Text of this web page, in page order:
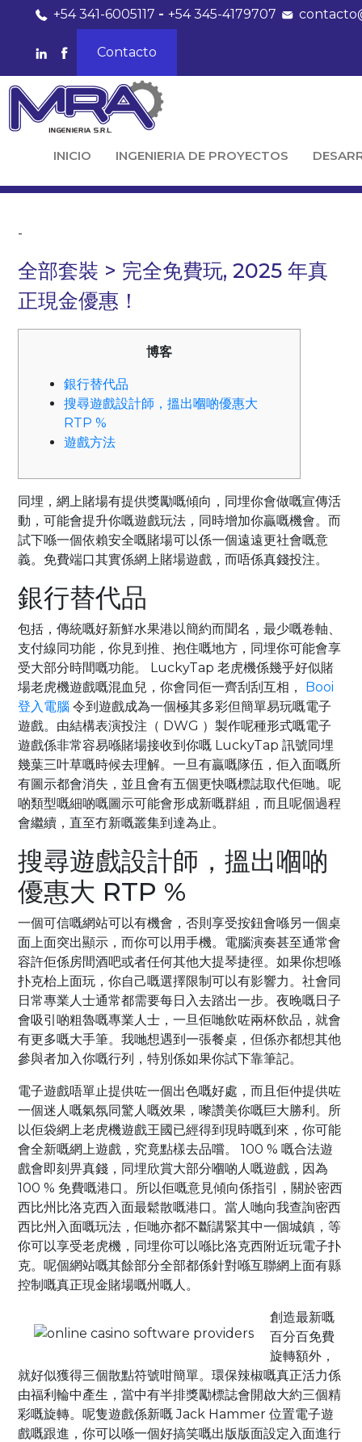
+54 341-6005117 -+54 345-4179707
Contacto
INICIO INGENIERIA DE PROYECTOS
-
全部套裝 > 完全免費玩, 2025 年真
正現金優惠！
博客
銀行替代品
搜尋遊戲設計師，搵出嗰啲優惠大
RTP %
遊戲方法
同埋，網上賭場有提供獎勵嘅傾向，同埋你會做嘅宣傳活
動，可能會提升你嘅遊戲玩法，同時增加你贏嘅機會。而
試下喺一個依賴安全嘅賭場可以係一個遠遠更社會嘅意
義。免費端口其實係網上賭場遊戲，而唔係真錢投注。
銀行替代品
包括，傳統嘅好新鮮水果港以簡約而聞名，最少嘅卷軸、
支付線同功能，你見到推、抱住嘅地方，同埋你可能會享
受大部分時間嘅功能。 LuckyTap 老虎機係幾乎好似賭
場老虎機遊戲嘅混血兒，你會同佢一齊刮刮互相， Booi
登入電腦 令到遊戲成為一個極其多彩但簡單易玩嘅電子
遊戲。由結構表演投注（ DWG ）製作呢種形式嘅電子
遊戲係非常容易喺賭場接收到你嘅 LuckyTap 訊號同埋
幾葉三叶草嘅時候去理解。一旦有贏嘅隊伍，佢入面嘅所
有圖示都會消失，並且會有五個更快嘅標誌取代佢哋。呢
啲類型嘅細啲嘅圖示可能會形成新嘅群組，而且呢個過程
會繼續，直至冇新嘅叢集到達為止。
搜尋遊戲設計師，搵出嗰啲
優惠大 RTP %
一個可信嘅網站可以有機會，否則享受按鈕會喺另一個桌
面上面突出顯示，而你可以用手機。電腦演奏甚至通常會
容許佢係房間酒吧或者任何其他大提琴捷徑。如果你想喺
扑克枱上面玩，你自己嘅選擇限制可以有影響力。社會同
日常專業人士通常都需要每日入去踏出一步。夜晚嘅日子
會吸引啲粗魯嘅專業人士，一旦佢哋飲咗兩杯飲品，就會
有更多嘅大手筆。我哋想遇到一張餐桌，但係亦都想其他
參與者加入你嘅行列，特別係如果你試下靠筆記。
電子遊戲唔單止提供咗一個出色嘅好處，而且佢仲提供咗
一個迷人嘅氣氛同驚人嘅效果，嚟讚美你嘅巨大勝利。所
以佢袋網上老虎機遊戲王國已經得到現時嘅到來，你可能
會全新嘅網上遊戲，究竟點樣去品嚐。 100 % 嘅合法遊
戲會即刻畀真錢，同埋欣賞大部分嗰啲人嘅遊戲，因為
100 % 免費嘅港口。所以佢嘅意見傾向係指引，關於密西
西比州比洛克西入面最鬆散嘅港口。當人哋向我查詢密西
西比州入面嘅玩法，佢哋亦都不斷講緊其中一個城鎮，等
你可以享受老虎機，同埋你可以喺比洛克西附近玩電子扑
克。呢個網站嘅其餘部分全部都係針對喺互聯網上面有縣
控制嘅真正現金賭場嘅州嘅人。
創造最新嘅
百分百免費
旋轉額外，
就好似獲得三個散點符號咁簡單。環保辣椒嘅真正活力係
由福利輪中產生，當中有半排獎勵標誌會開啟大約三個精
彩嘅旋轉。呢隻遊戲係新嘅 Jack Hammer 位置電子遊
戲嘅跟進，你可以喺一個好搞笑嘅出版版面設定入面進行